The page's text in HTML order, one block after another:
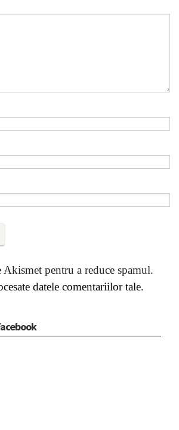
Akismet pentru a reduce spamul.
datele comentariilor tale.